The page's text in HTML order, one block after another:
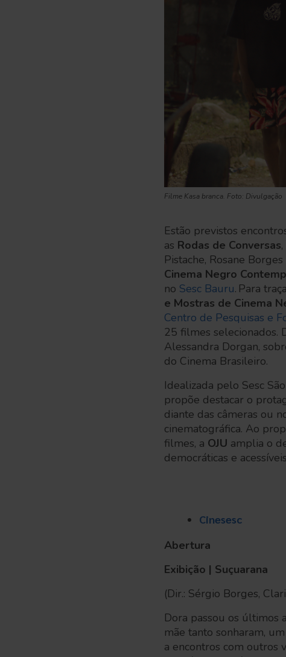
Filme Kasa branca. Foto: Divulgação
Estão previstos
as Rodas de Conversas,
Pistache, Rosane
Cinema Negro
no Sesc Bauru. Para
e Mostras de Cinema
Centro de Pesquisas e
25 filmes selecionados.
Alessandra Dorgan,
do Cinema Brasileiro.
Idealizada pelo Sesc
propõe destacar o
diante das câmeras ou
cinematográfica. Ao
filmes, a OJU amplia o
democráticas e
Cinesesc
Abertura
Exibição | Suçuarana
(Dir.: Sérgio Borges,
Dora passou os últimos
mãe tanto sonharam,
a encontros com outros